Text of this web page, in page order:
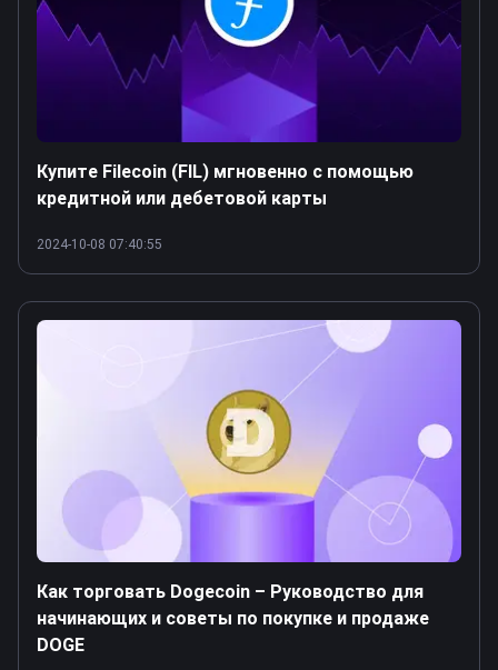
Купите Filecoin (FIL) мгновенно с помощью
кредитной или дебетовой карты
2024-10-08 07:40:55
Как торговать Dogecoin – Руководство для
начинающих и советы по покупке и продаже
DOGE